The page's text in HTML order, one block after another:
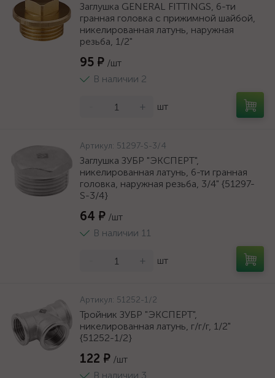
Заглушка GENERAL FITTINGS, 6-ти
гранная головка с прижимной шайбой,
никелированная латунь, наружная
резьба, 1/2"
95 ₽ /шт
В наличии 2
+ шт
Артикул: 51297-S-3/4
Заглушка ЗУБР "ЭКСПЕРТ",
никелированная латунь, 6-ти гранная
головка, наружная резьба, 3/4" {51297-
S-3/4}
64 ₽ /шт
В наличии 11
+ шт
Артикул: 51252-1/2
Тройник ЗУБР "ЭКСПЕРТ",
никелированная латунь, г/г/г, 1/2"
{51252-1/2}
122 ₽ /шт
В наличии 3